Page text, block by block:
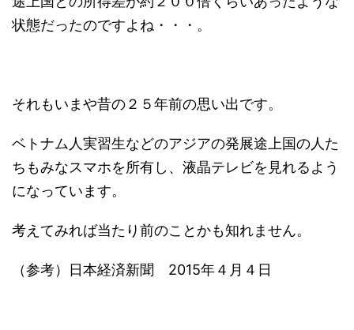
状態だったのですよね・・・。
それもいまや昔の２５年前の思い出です。
ベトナム人実習生などのアジアの発展途上国の人た
ちもみなスマホを所有し、液晶テレビを見れるよう
になっています。
考えてみれば当たり前のことかも知れません。
（参考）日本経済新聞 2015年４月４日